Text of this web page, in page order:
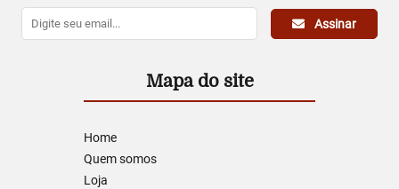
Assinar
Mapa do site
Home
Quem somos
Loja